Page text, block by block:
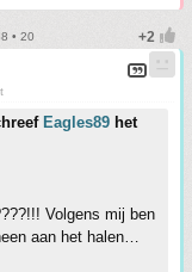
• 20
Eagles89 het
Volgens mij ben
aan het halen…